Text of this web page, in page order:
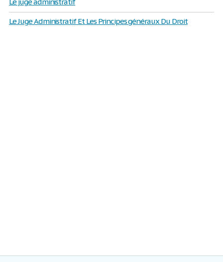
Le Juge Administratif Et Les Principes généraux Du Droit